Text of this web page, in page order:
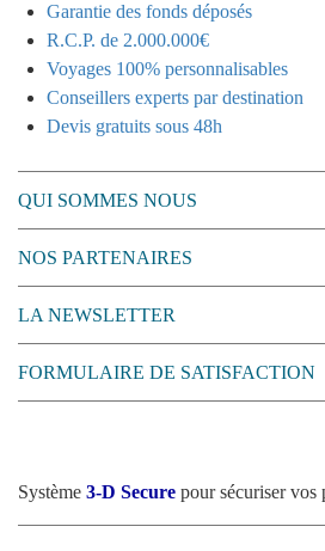
Garantie des fonds déposés
R.C.P. de 2.000.000€
Voyages 100% personnalisables
Conseillers experts par destination
Devis gratuits sous 48h
QUI SOMMES NOUS
NOS PARTENAIRES
LA NEWSLETTER
FORMULAIRE DE SATISFACTION
Système 3-D Secure pour sécuriser vos